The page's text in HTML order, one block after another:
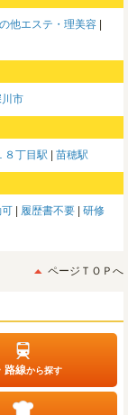
他エステ・理美容
市
８丁目駅 苗穂駅
履歴書不要
研修
ページＴＯＰへ
路線から探す